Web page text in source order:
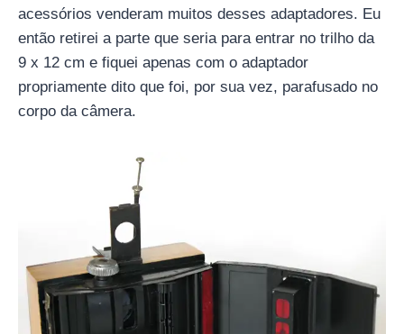
acessórios venderam muitos desses adaptadores. Eu
então retirei a parte que seria para entrar no trilho da
9 x 12 cm e fiquei apenas com o adaptador
propriamente dito que foi, por sua vez, parafusado no
corpo da câmera.